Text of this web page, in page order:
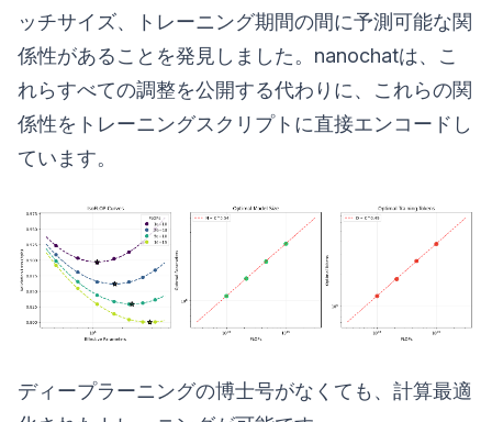
ッチサイズ、トレーニング期間の間に予測可能な関
係性があることを発見しました。nanochatは、こ
れらすべての調整を公開する代わりに、これらの関
係性をトレーニングスクリプトに直接エンコードし
ています。
ディープラーニングの博士号がなくても、計算最適